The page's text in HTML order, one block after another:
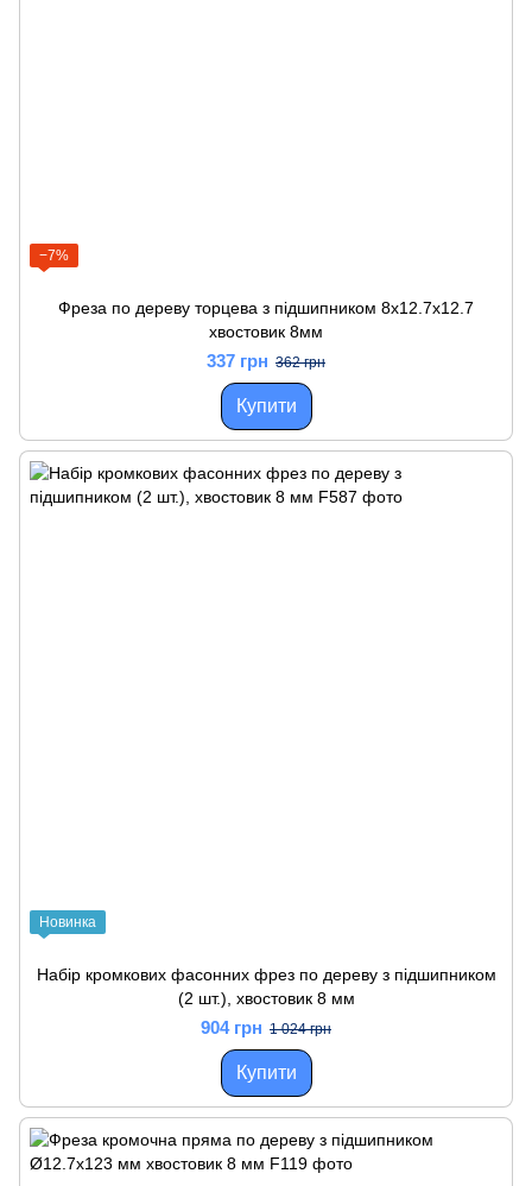
−7%
Фреза по дереву торцева з підшипником 8x12.7x12.7
хвостовик 8мм
337 грн 362 грн
Купити
Новинка
Набір кромкових фасонних фрез по дереву з підшипником
(2 шт.), хвостовик 8 мм
904 грн 1 024 грн
Купити